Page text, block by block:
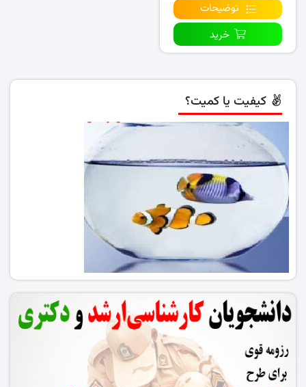
توضیحات
خرید
کیفیت یا کمیت؟